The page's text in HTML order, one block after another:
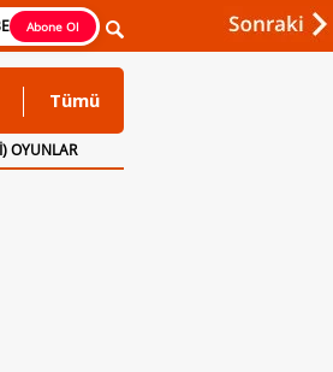
Abone Ol
Tümü
OYUNLAR